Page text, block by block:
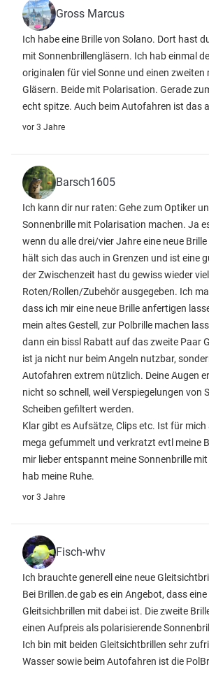
Gross Marcus
Ich habe eine Brille von Solano. Dort hast
mit Sonnenbrillengläsern. Ich hab einmal
originalen für viel Sonne und einen zweiten
Gläsern. Beide mit Polarisation. Gerade
echt spitze. Auch beim Autofahren ist das
vor 3 Jahre
Barsch1605
Ich kann dir nur raten: Gehe zum Optiker
Sonnenbrille mit Polarisation machen. Ja
wenn du alle drei/vier Jahre eine neue
hält sich das auch in Grenzen und ist eine
der Zwischenzeit hast du gewiss wieder
Roten/Rollen/Zubehör ausgegeben. Ich
dass ich mir eine neue Brille anfertigen
mein altes Gestell, zur Polbrille machen
dann ein bissl Rabatt auf das zweite Paar
ist ja nicht nur beim Angeln nutzbar,
Autofahren extrem nützlich. Deine Augen
nicht so schnell, weil Verspiegelungen von
Scheiben gefiltert werden.
Klar gibt es Aufsätze, Clips etc. Ist für mich
mega gefummelt und verkratzt evtl meine
mir lieber entspannt meine Sonnenbrille
hab meine Ruhe.
vor 3 Jahre
Fisch-whv
Ich brauchte generell eine neue
Bei Brillen.de gab es ein Angebot, dass
Gleitsichbrillen mit dabei ist. Die zweite
einen Aufpreis als polarisierende
Ich bin mit beiden Gleitsichtbrillen sehr
Wasser sowie beim Autofahren ist die